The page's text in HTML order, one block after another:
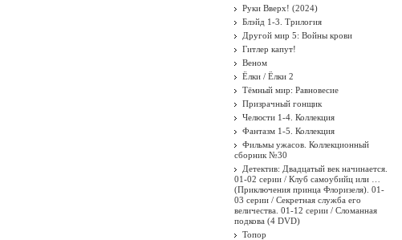
Руки Вверх! (2024)
Блэйд 1-3. Трилогия
Другой мир 5: Войны крови
Гитлер капут!
Веном
Ёлки / Ёлки 2
Тёмный мир: Равновесие
Призрачный гонщик
Челюсти 1-4. Коллекция
Фантазм 1-5. Коллекция
Фильмы ужасов. Коллекционный
сборник №30
Детектив: Двадцатый век начинается.
01-02 серии / Клуб самоубийц или …
(Приключения принца Флоризеля). 01-
03 серии / Секретная служба его
величества. 01-12 серии / Сломанная
подкова (4 DVD)
Топор